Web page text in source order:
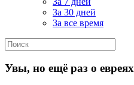
За 30 дней
За все время
Увы, но ещё раз о евреях